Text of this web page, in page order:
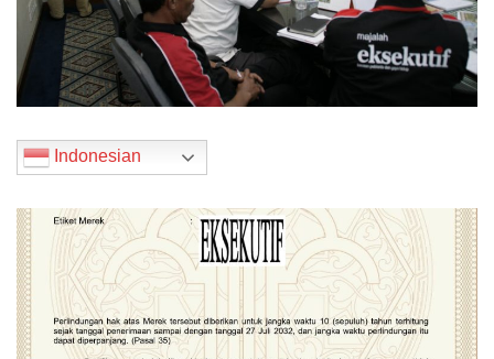
Indonesian